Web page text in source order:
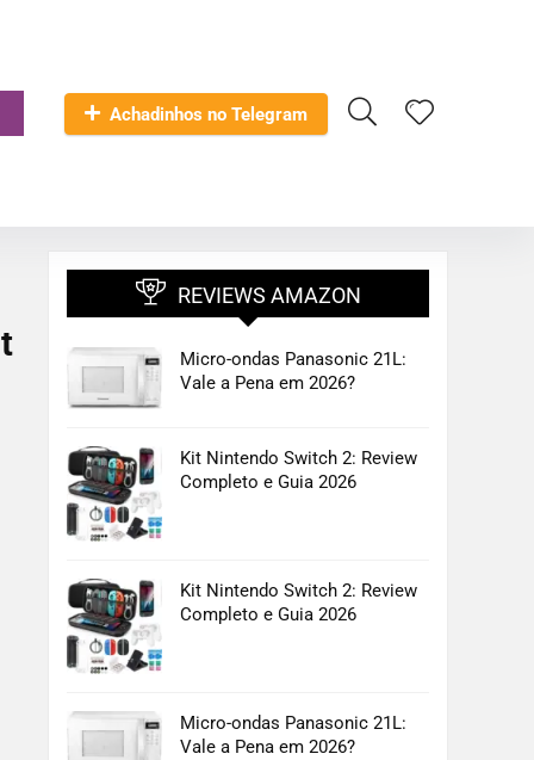
Achadinhos no Telegram
REVIEWS AMAZON
Micro-ondas Panasonic 21L:
Vale a Pena em 2026?
Kit Nintendo Switch 2: Review
Completo e Guia 2026
Kit Nintendo Switch 2: Review
Completo e Guia 2026
Micro-ondas Panasonic 21L:
Vale a Pena em 2026?